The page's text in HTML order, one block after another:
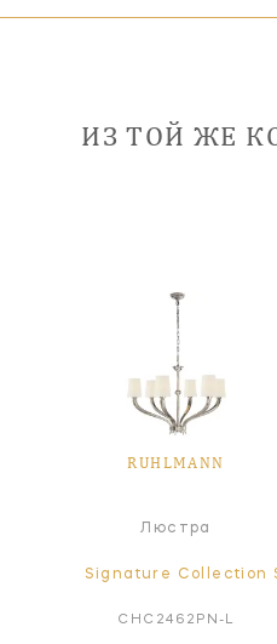
ИЗ ТОЙ ЖЕ
RUHLMANN
Люстра
Signature Collection
CHC2462PN-L